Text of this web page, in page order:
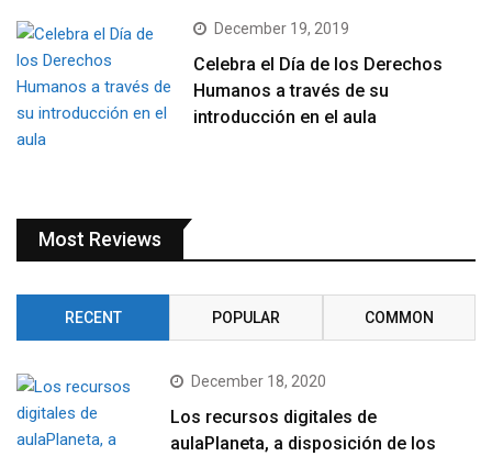
December 19, 2019
Celebra el Día de los Derechos
Humanos a través de su
introducción en el aula
Most Reviews
RECENT POPULAR COMMON
December 18, 2020
Los recursos digitales de
aulaPlaneta, a disposición de los